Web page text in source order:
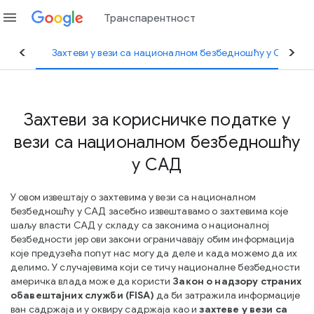
menu Транспарентност
Захтеви у вези са националном безбедношћу у САД
Захтеви за корисничке податке у
вези са националном безбедношћу
у САД
У овом извештају о захтевима у вези са националном
безбедношћу у САД засебно извештавамо о захтевима које
шаљу власти САД у складу са законима о националној
безбедности јер ови закони ограничавају обим информација
које предузећа попут нас могу да деле и када можемо да их
делимо. У случајевима који се тичу националне безбедности
америчка влада може да користи Закон о надзору страних
обавештајних служби (FISA) да би затражила информације
ван садржаја и у оквиру садржаја као изахтеве у вези са